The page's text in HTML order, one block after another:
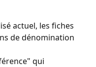
actuel, les fiches
de dénomination
qui